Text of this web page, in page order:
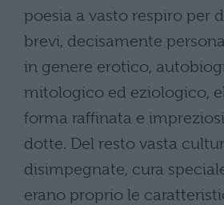
poesia a vasto respiro per
brevi, decisamente
in genere erotico,
mitologico ed eziologico,
forma raffinata e
dotte. Del resto vasta
disimpegnate, cura
erano proprio le